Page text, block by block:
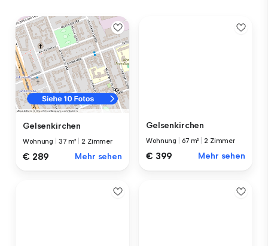
Gelsenkirchen
Wohnung 37 m² |2 Zimmer
€ 289 Mehr sehen
Gelsenkirchen
Wohnung 67 m² |2 Zimmer
€ 399 Mehr sehen